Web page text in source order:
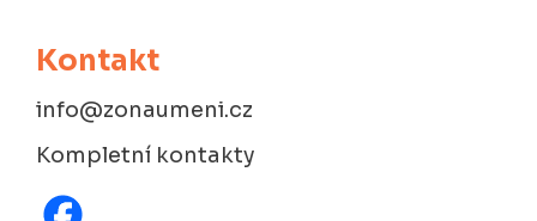
Kontakt
info@zonaumeni.cz
Kompletní kontakty